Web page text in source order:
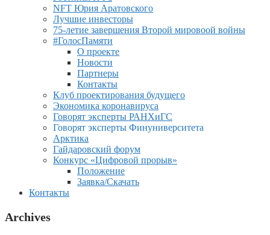
NFT Юрия Аратовского
Лучшие инвесторы
75-летие завершения Второй мировоой войны
#ГолосПамяти
О проекте
Новости
Партнеры
Контакты
Клуб проектирования будущего
Экономика коронавируса
Говорят эксперты РАНХиГС
Говорят эксперты Финуниверситета
Арктика
Гайдаровский форум
Конкурс «Цифровой прорыв»
Положение
Заявка/Скачать
Контакты
Archives